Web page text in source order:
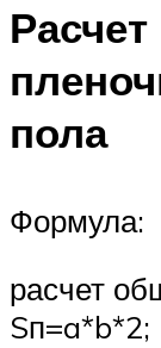
пола
Формула:
расчет
Sп=a*b*2;